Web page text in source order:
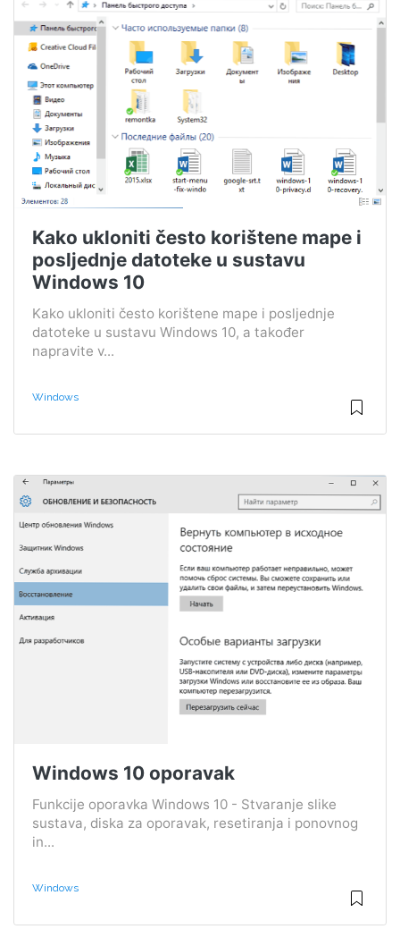
Kako ukloniti često korištene mape i
posljednje datoteke u sustavu
Windows 10
Kako ukloniti često korištene mape i posljednje
datoteke u sustavu Windows 10, a također
napravite v...
Windows
Windows 10 oporavak
Funkcije oporavka Windows 10 - Stvaranje slike
sustava, diska za oporavak, resetiranja i ponovnog
in...
Windows